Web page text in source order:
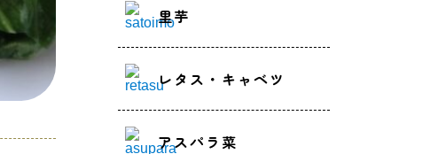
里芋
レタス・キャベツ
アスパラ菜